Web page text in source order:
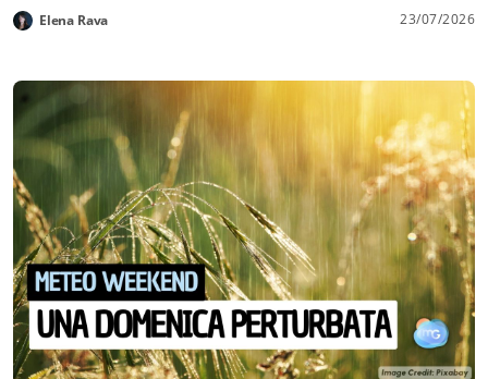
Elena Rava 23/07/2026